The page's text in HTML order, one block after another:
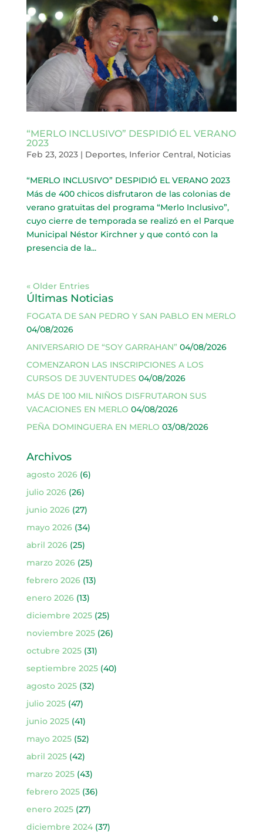
“MERLO INCLUSIVO” DESPIDIÓ EL VERANO
2023
Feb 23, 2023| Deportes, Inferior Central, Noticias
“MERLO INCLUSIVO” DESPIDIÓ EL VERANO 2023
Más de 400 chicos disfrutaron de las colonias de
verano gratuitas del programa “Merlo Inclusivo”,
cuyo cierre de temporada se realizó en el Parque
Municipal Néstor Kirchner y que contó con la
presencia de la...
« Older Entries
Últimas Noticias
FOGATA DE SAN PEDRO Y SAN PABLO EN MERLO
04/08/2026
ANIVERSARIO DE “SOY GARRAHAN” 04/08/2026
COMENZARON LAS INSCRIPCIONES A LOS
CURSOS DE JUVENTUDES 04/08/2026
MÁS DE 100 MIL NIÑOS DISFRUTARON SUS
VACACIONES EN MERLO 04/08/2026
PEÑA DOMINGUERA EN MERLO 03/08/2026
Archivos
agosto 2026(6)
julio 2026(26)
junio 2026(27)
mayo 2026(34)
abril 2026(25)
marzo 2026(25)
febrero 2026(13)
enero 2026(13)
diciembre 2025(25)
noviembre 2025(26)
octubre 2025(31)
septiembre 2025(40)
agosto 2025(32)
julio 2025(47)
junio 2025(41)
mayo 2025(52)
abril 2025(42)
marzo 2025(43)
febrero 2025(36)
enero 2025(27)
diciembre 2024(37)